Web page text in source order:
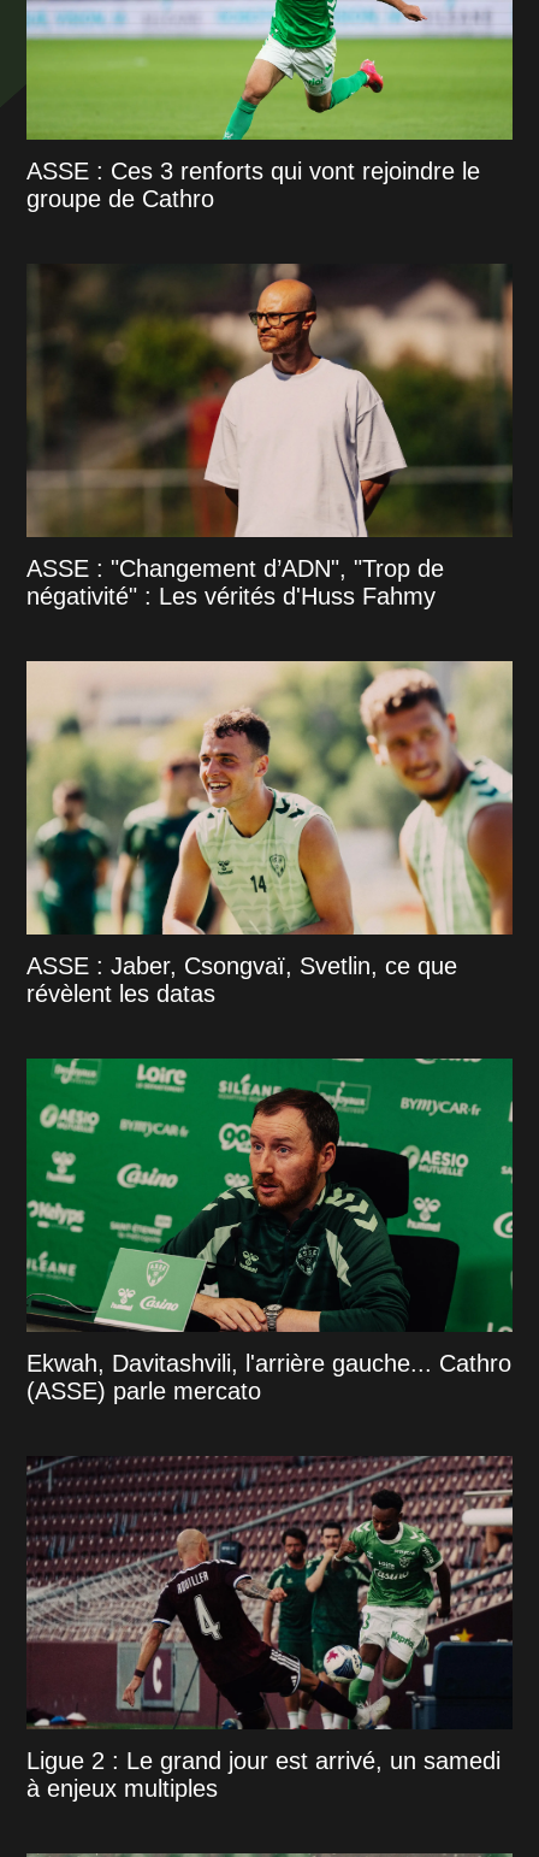
ASSE : Ces 3 renforts qui vont rejoindre le
groupe de Cathro
ASSE : "Changement d’ADN", "Trop de
négativité" : Les vérités d'Huss Fahmy
ASSE : Jaber, Csongvaï, Svetlin, ce que
révèlent les datas
Ekwah, Davitashvili, l'arrière gauche... Cathro
(ASSE) parle mercato
Ligue 2 : Le grand jour est arrivé, un samedi
à enjeux multiples